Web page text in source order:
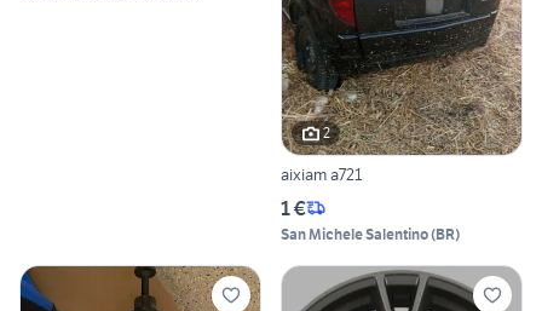
2
aixiam a721
1 €
San Michele Salentino(BR)